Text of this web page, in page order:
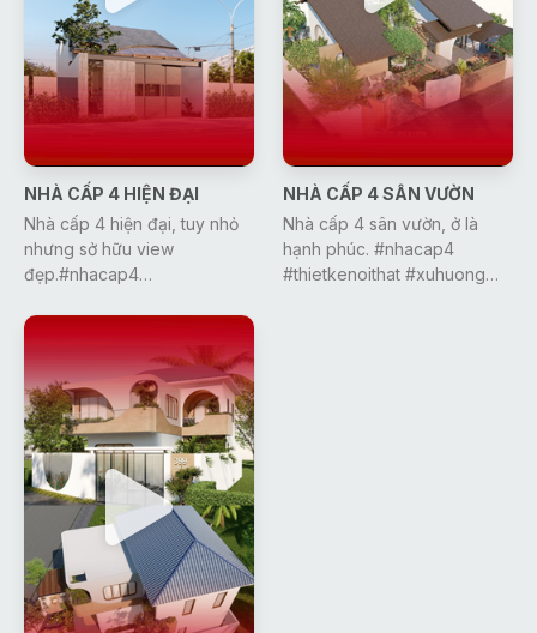
NHÀ CẤP 4 HIỆN ĐẠI
Nhà cấp 4 hiện đại, tuy nhỏ
nhưng sở hữu view
đẹp.#nhacap4
#xuhuong #nhadep #gonic
NHÀ CẤP 4 SÂN VƯỜN
Nhà cấp 4 sân vườn, ở là
hạnh phúc. #nhacap4
#thietkenoithat #xuhuong